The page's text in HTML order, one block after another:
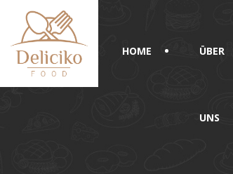
HOME ÜBER
UNS